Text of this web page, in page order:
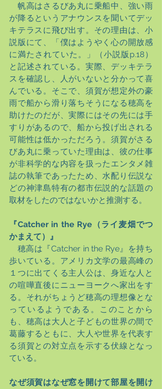
帆高はさるびあ丸に乗船中、強い雨
が降るというアナウンスを聞いてデッ
キテラスに飛び出す。その理由は、小
説版にて、「僕はようやく心の開放感
に満たされていた。」（小説版p.18）
と記述されている。実際、デッキテラ
スを確認し、人がいないと分かって喜
んでいる。そこで、須賀が想定外の豪
雨で船から滑り落ちそうになる穂高を
助けたのだが、実際にはその先には手
すりがあるので、船から投げ出される
可能性は低かっただろう。須賀がさる
びあ丸に乗っていた理由は、彼の仕事
が非科学的な内容を扱ったエンタメ雑
誌の執筆であったため、水配り伝説な
どの神津島特有の都市伝説的な話題の
取材をしたのではないかと推測する。
『Catcher in the Rye（ライ麦畑でつ
かまえて）』
穂高は『Catcher in the Rye』を持ち
歩いている。アメリカ文学の最高峰の
１つに出てくる主人公は、身近な人と
の喧嘩直後にニューヨークへ家出をす
る。それがちょうど穂高の理想像とな
っているようである。このことから
も、穂高は大人と子どもの世界の間で
葛藤するともに、大人や世界を代表す
る須賀との対立点を示する伏線となっ
ている。
なぜ須賀はなぜ窓を開けて部屋を開け